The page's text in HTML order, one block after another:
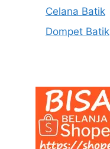
Celana Batik
Dompet Batik